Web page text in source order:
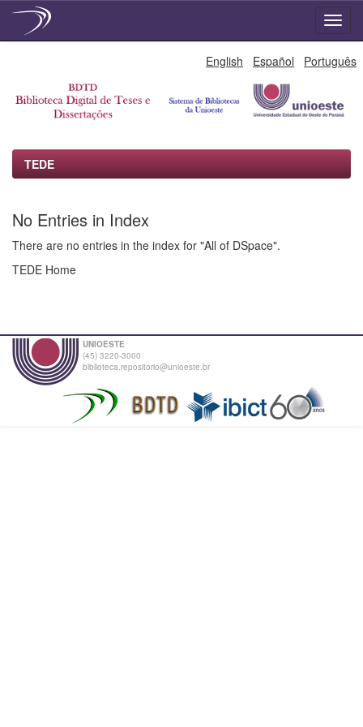
English Español Português
TEDE
No Entries in Index
There are no entries in the index for "All of DSpace".
TEDE Home
UNIOESTE
(45) 3220-3000
biblioteca.repositorio@unioeste.br